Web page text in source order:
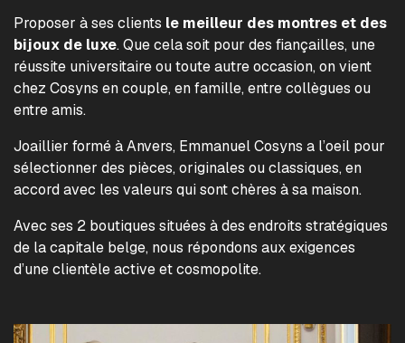
Proposer à ses clients le meilleur des montres et des
bijoux de luxe. Que cela soit pour des fiançailles, une
réussite universitaire ou toute autre occasion, on vient
chez Cosyns en couple, en famille, entre collègues ou
entre amis.
Joaillier formé à Anvers, Emmanuel Cosyns a l’oeil pour
sélectionner des pièces, originales ou classiques, en
accord avec les valeurs qui sont chères à sa maison.
Avec ses 2 boutiques situées à des endroits stratégiques
de la capitale belge, nous répondons aux exigences
d’une clientèle active et cosmopolite.